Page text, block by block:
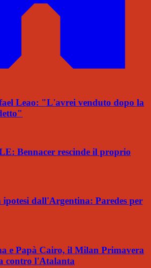
Leao: "L'avrei venduto dopo la
Bennacer rescinde il proprio
dall'Argentina: Paredes per
e Papà Cairo, il Milan Primavera
contro l'Atalanta